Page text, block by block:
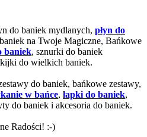
do baniek mydlanych, płyn do
na Twoje Magiczne, Bańkowe
baniek, sznurki do baniek
do wielkich baniek.
do baniek, bańkowe zestawy,
w bańce, łapki do baniek,
do baniek i akcesoria do baniek.
Radości! :-)